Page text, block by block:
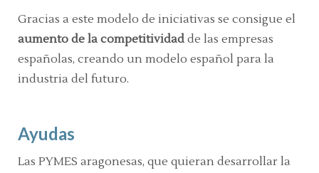
Gracias a este modelo de iniciativas se consigue el
aumento de la competitividad de las empresas
españolas, creando un modelo español para la
industria del futuro.
Ayudas
Las PYMES aragonesas, que quieran desarrollar la